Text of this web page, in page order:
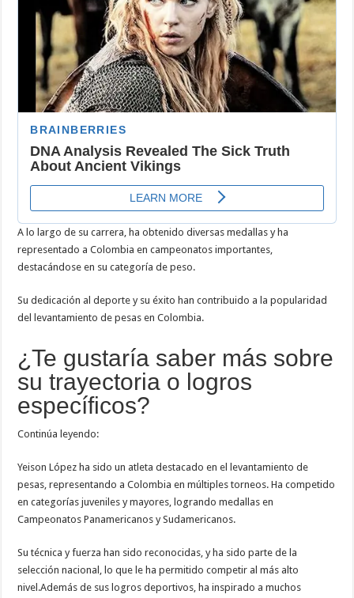
A lo largo de su carrera, ha obtenido diversas medallas y ha
representado a Colombia en campeonatos importantes,
destacándose en su categoría de peso.
Su dedicación al deporte y su éxito han contribuido a la popularidad
del levantamiento de pesas en Colombia.
¿Te gustaría saber más sobre
su trayectoria o logros
específicos?
Continúa leyendo:
Yeison López ha sido un atleta destacado en el levantamiento de
pesas, representando a Colombia en múltiples torneos. Ha competido
en categorías juveniles y mayores, logrando medallas en
Campeonatos Panamericanos y Sudamericanos.
Su técnica y fuerza han sido reconocidas, y ha sido parte de la
selección nacional, lo que le ha permitido competir al más alto
nivel.Además de sus logros deportivos, ha inspirado a muchos